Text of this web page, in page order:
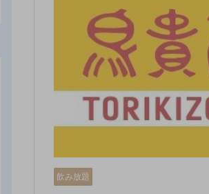
飲み放題